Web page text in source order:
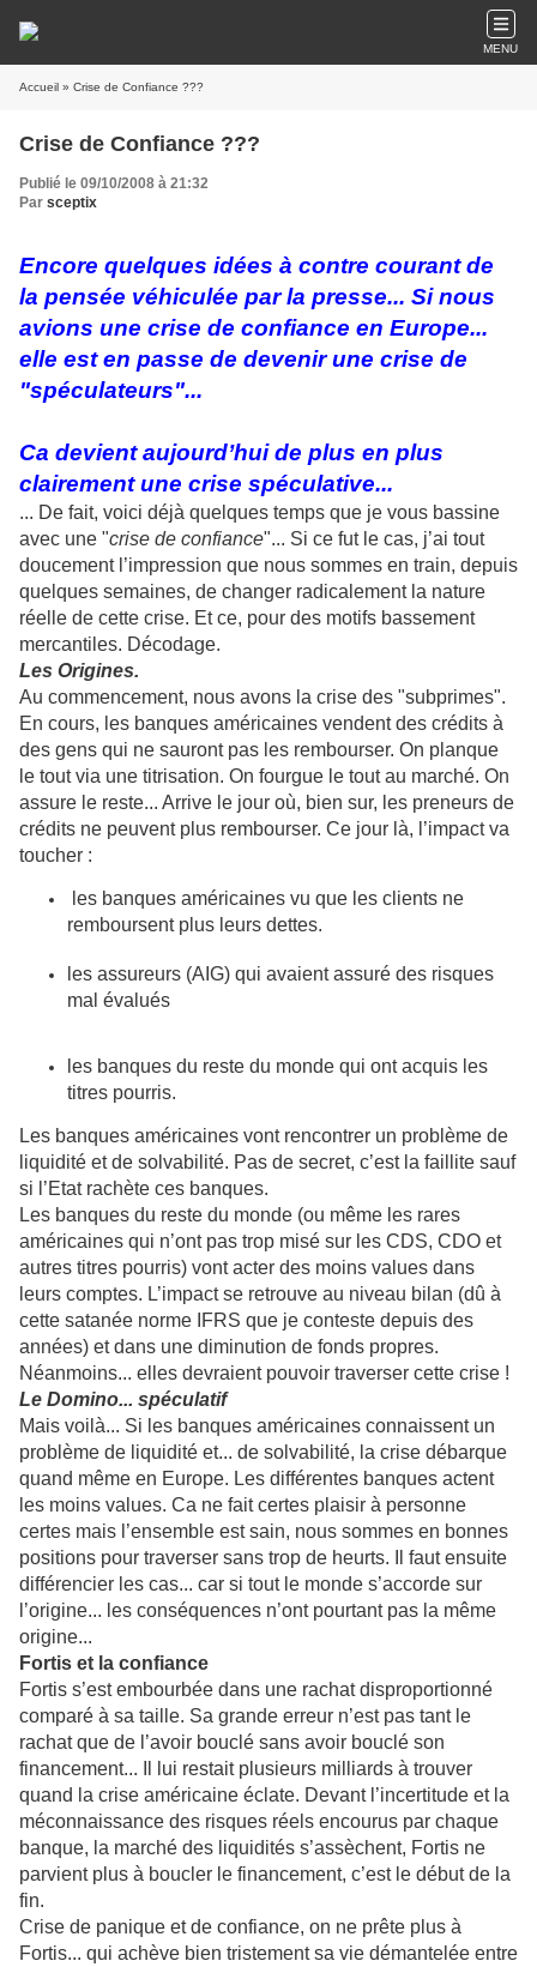
MENU
Accueil » Crise de Confiance ???
Crise de Confiance ???
Publié le 09/10/2008 à 21:32
Par sceptix
Encore quelques idées à contre courant de
la pensée véhiculée par la presse... Si nous
avions une crise de confiance en Europe...
elle est en passe de devenir une crise de
"spéculateurs"...
Ca devient aujourd’hui de plus en plus
clairement une crise spéculative...
... De fait, voici déjà quelques temps que je vous bassine
avec une "crise de confiance"... Si ce fut le cas, j’ai tout
doucement l’impression que nous sommes en train, depuis
quelques semaines, de changer radicalement la nature
réelle de cette crise. Et ce, pour des motifs bassement
mercantiles. Décodage.
Les Origines.
Au commencement, nous avons la crise des "subprimes".
En cours, les banques américaines vendent des crédits à
des gens qui ne sauront pas les rembourser. On planque
le tout via une titrisation. On fourgue le tout au marché. On
assure le reste... Arrive le jour où, bien sur, les preneurs de
crédits ne peuvent plus rembourser. Ce jour là, l’impact va
toucher :
les banques américaines vu que les clients ne
remboursent plus leurs dettes.
les assureurs (AIG) qui avaient assuré des risques
mal évalués
les banques du reste du monde qui ont acquis les
titres pourris.
Les banques américaines vont rencontrer un problème de
liquidité et de solvabilité. Pas de secret, c’est la faillite sauf
si l’Etat rachète ces banques.
Les banques du reste du monde (ou même les rares
américaines qui n’ont pas trop misé sur les CDS, CDO et
autres titres pourris) vont acter des moins values dans
leurs comptes. L’impact se retrouve au niveau bilan (dû à
cette satanée norme IFRS que je conteste depuis des
années) et dans une diminution de fonds propres.
Néanmoins... elles devraient pouvoir traverser cette crise !
Le Domino... spéculatif
Mais voilà... Si les banques américaines connaissent un
problème de liquidité et... de solvabilité, la crise débarque
quand même en Europe. Les différentes banques actent
les moins values. Ca ne fait certes plaisir à personne
certes mais l’ensemble est sain, nous sommes en bonnes
positions pour traverser sans trop de heurts.
Il faut ensuite
différencier les cas... car si tout le monde s’accorde sur
l’origine... les conséquences n’ont pourtant pas la même
origine...
Fortis et la confiance
Fortis s’est embourbée dans une rachat disproportionné
comparé à sa taille. Sa grande erreur n’est pas tant le
rachat que de l’avoir bouclé sans avoir bouclé son
financement... Il lui restait plusieurs milliards à trouver
quand la crise américaine éclate. Devant l’incertitude et la
méconnaissance des risques réels encourus par chaque
banque, la marché des liquidités s’assèchent, Fortis ne
parvient plus à boucler le financement, c’est le début de la
fin.
Crise de panique et de confiance, on ne prête plus à
Fortis... qui achève bien tristement sa vie démantelée entre